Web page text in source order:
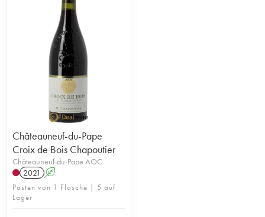
Châteauneuf-du-Pape
Croix de Bois Chapoutier
Châteauneuf-du-Pape AOC
2021
A
Posten von 1 Flasche | 5 auf
Lager